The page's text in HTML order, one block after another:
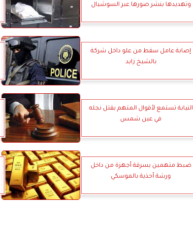
وتهديدها بنشر صورها عبر السوشيال
إصابة عامل سقط من علو داخل شركة
بالشيخ زايد
النيابة تستمع لأقوال المتهم بقتل نجله
في عين شمس
ضبط متهمين بسرقة أجهزة من داخل
ورشة أحذية بالموسكي